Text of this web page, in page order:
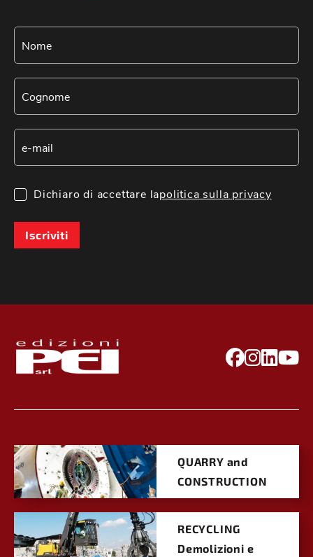
Dichiaro di accettare lapolitica sulla privacy
Iscriviti
QUARRY and
CONSTRUCTION
RECYCLING
Demolizioni e